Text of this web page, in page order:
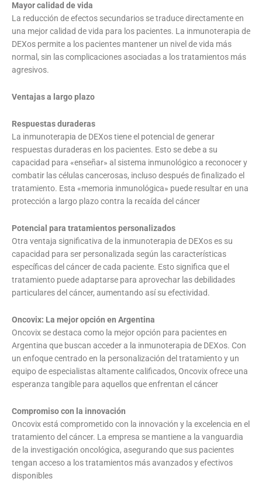
Mayor calidad de vida
La reducción de efectos secundarios se traduce directamente en
una mejor calidad de vida para los pacientes. La inmunoterapia de
DEXos permite a los pacientes mantener un nivel de vida más
normal, sin las complicaciones asociadas a los tratamientos más
agresivos.
Ventajas a largo plazo
Respuestas duraderas
La inmunoterapia de DEXos tiene el potencial de generar
respuestas duraderas en los pacientes. Esto se debe a su
capacidad para «enseñar» al sistema inmunológico a reconocer y
combatir las células cancerosas, incluso después de finalizado el
tratamiento. Esta «memoria inmunológica» puede resultar en una
protección a largo plazo contra la recaída del cáncer
Potencial para tratamientos personalizados
Otra ventaja significativa de la inmunoterapia de DEXos es su
capacidad para ser personalizada según las características
específicas del cáncer de cada paciente. Esto significa que el
tratamiento puede adaptarse para aprovechar las debilidades
particulares del cáncer, aumentando así su efectividad.
Oncovix: La mejor opción en Argentina
Oncovix se destaca como la mejor opción para pacientes en
Argentina que buscan acceder a la inmunoterapia de DEXos. Con
un enfoque centrado en la personalización del tratamiento y un
equipo de especialistas altamente calificados, Oncovix ofrece una
esperanza tangible para aquellos que enfrentan el cáncer
Compromiso con la innovación
Oncovix está comprometido con la innovación y la excelencia en el
tratamiento del cáncer. La empresa se mantiene a la vanguardia
de la investigación oncológica, asegurando que sus pacientes
tengan acceso a los tratamientos más avanzados y efectivos
disponibles